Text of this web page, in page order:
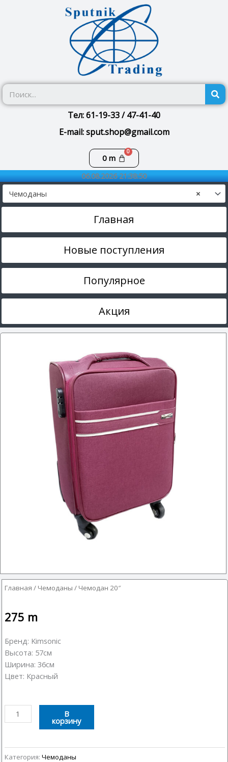
Тел: 61-19-33 / 47-41-40
E-mail: sput.shop@gmail.com
0m
Корзина
06.08.2026 21:38:50
×
Чемоданы
Главная
Новые поступления
Популярное
Акция
Главная / Чемоданы / Чемодан 20″
275 m
Бренд: Kimsonic
Высота: 57см
Ширина: 36см
Цвет: Красный
Количество
товара
20"
В
корзину
Категория: Чемоданы